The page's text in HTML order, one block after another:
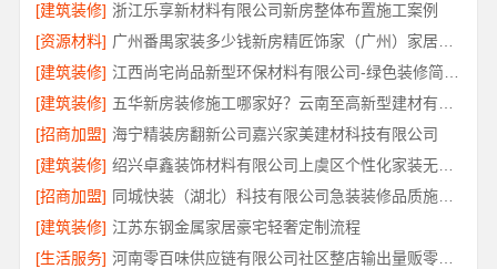
[建筑装修] 浙江乐享新材料有限公司新房整体布置施工案例
[资源材料]
[建筑装修]
[建筑装修]
[招商加盟] 海宁精装房翻新公司嘉兴家美建材科技有限公司
[建筑装修]
绍兴卓鑫装饰材料有限公司上虞区个性化家装无隐形增项
[招商加盟]
同城快装（湖北）科技有限公司急装装修品质施工，本地口碑之选
[建筑装修] 江苏东钢金属家居豪宅轻奢定制流程
[生活服务]
河南零百味供应链有限公司社区整店输出量贩零食适配全场景